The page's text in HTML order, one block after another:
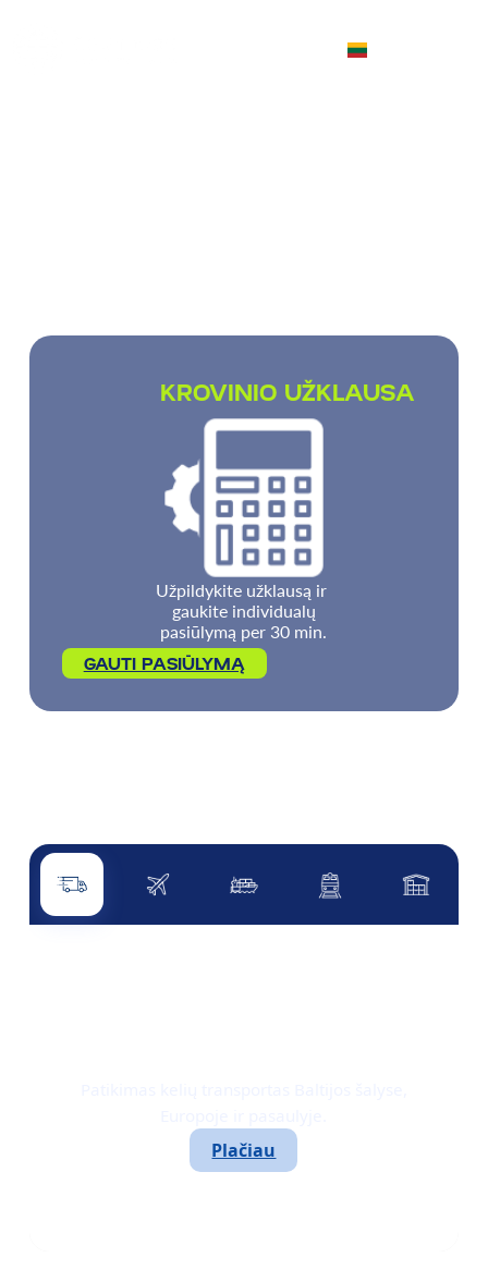
KROVINIO UŽKLAUSA
Užpildykite užklausą ir
gaukite individualų
pasiūlymą per 30 min.
GAUTI PASIŪLYMĄ
Kelių transportasOro transportasJūrų transportasGeležinkelisKitos
Plačiau